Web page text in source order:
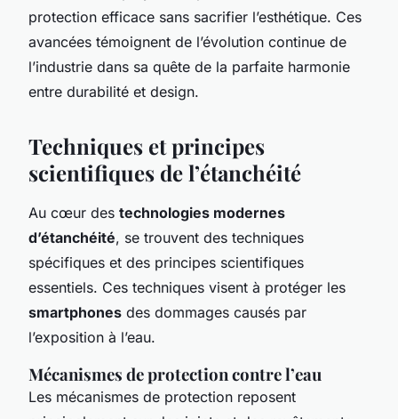
protection efficace sans sacrifier l’esthétique. Ces
avancées témoignent de l’évolution continue de
l’industrie dans sa quête de la parfaite harmonie
entre durabilité et design.
Techniques et principes
scientifiques de l’étanchéité
Au cœur des technologies modernes
d’étanchéité, se trouvent des techniques
spécifiques et des principes scientifiques
essentiels. Ces techniques visent à protéger les
smartphones des dommages causés par
l’exposition à l’eau.
Mécanismes de protection contre l’eau
Les mécanismes de protection reposent